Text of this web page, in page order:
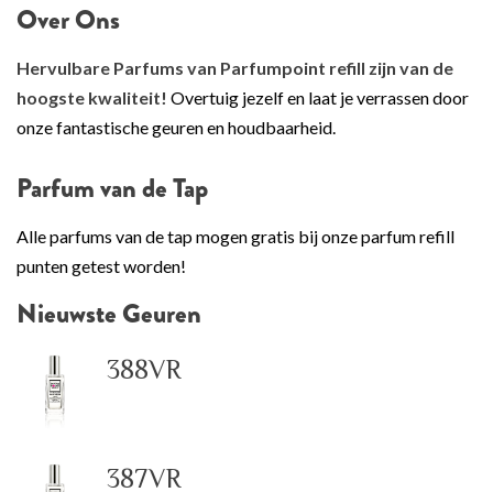
Over Ons
Hervulbare Parfums van Parfumpoint refill zijn van de
hoogste kwaliteit! Overtuig jezelf en laat je verrassen door
onze fantastische geuren en houdbaarheid.
Parfum van de Tap
Alle parfums van de tap mogen gratis bij onze parfum refill
punten getest worden!
Nieuwste Geuren
388VR
387VR